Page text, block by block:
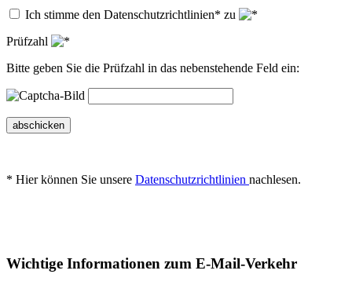
Ich stimme den Datenschutzrichtlinien* zu
Prüfzahl
Bitte geben Sie die Prüfzahl in das nebenstehende Feld ein:
abschicken
* Hier können Sie unsere Datenschutzrichtlinien nachlesen.
Wichtige Informationen zum E-Mail-Verkehr